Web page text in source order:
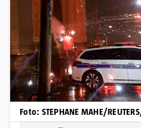
Foto: STEPHANE MAHE/